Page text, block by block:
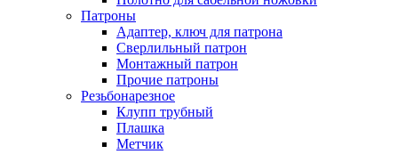
Патроны
Адаптер, ключ для патрона
Сверлильный патрон
Монтажный патрон
Прочие патроны
Резьбонарезное
Клупп трубный
Плашка
Метчик